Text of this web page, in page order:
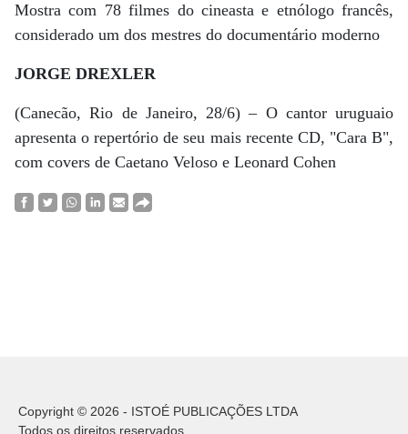
Mostra com 78 filmes do cineasta e etnólogo francês,
considerado um dos mestres do documentário moderno
JORGE DREXLER
(Canecão, Rio de Janeiro, 28/6) – O cantor uruguaio
apresenta o repertório de seu mais recente CD, "Cara B",
com covers de Caetano Veloso e Leonard Cohen
Copyright © 2026 - ISTOÉ PUBLICAÇÕES LTDA
Todos os direitos reservados.